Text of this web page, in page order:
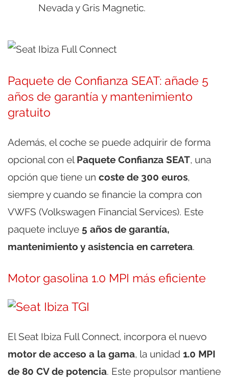
Nevada y Gris Magnetic.
Paquete de Confianza SEAT: añade 5
años de garantía y mantenimiento
gratuito
Además, el coche se puede adquirir de forma
opcional con el Paquete Confianza SEAT, una
opción que tiene un coste de 300 euros,
siempre y cuando se financie la compra con
VWFS (Volkswagen Financial Services). Este
paquete incluye 5 años de garantía,
mantenimiento y asistencia en carretera.
Motor gasolina 1.0 MPI más eficiente
El Seat Ibiza Full Connect, incorpora el nuevo
motor de acceso a la gama, la unidad 1.0 MPI
de 80 CV de potencia. Este propulsor mantiene